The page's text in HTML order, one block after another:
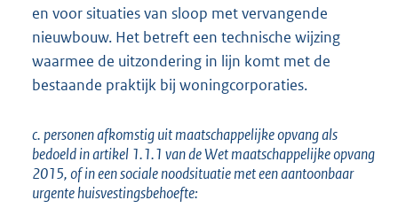
en voor situaties van sloop met vervangende
nieuwbouw. Het betreft een technische wijzing
waarmee de uitzondering in lijn komt met de
bestaande praktijk bij woningcorporaties.
c. personen afkomstig uit maatschappelijke opvang als
bedoeld in artikel 1.1.1 van de Wet maatschappelijke opvang
2015, of in een sociale noodsituatie met een aantoonbaar
urgente huisvestingsbehoefte: